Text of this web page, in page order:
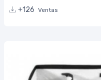
+126 Ventas